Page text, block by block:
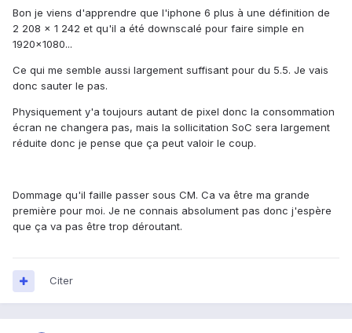
Bon je viens d'apprendre que l'iphone 6 plus à une définition de
2 208 x 1 242 et qu'il a été downscalé pour faire simple en
1920x1080...
Ce qui me semble aussi largement suffisant pour du 5.5. Je vais
donc sauter le pas.
Physiquement y'a toujours autant de pixel donc la consommation
écran ne changera pas, mais la sollicitation SoC sera largement
réduite donc je pense que ça peut valoir le coup.
Dommage qu'il faille passer sous CM. Ca va être ma grande
première pour moi. Je ne connais absolument pas donc j'espère
que ça va pas être trop déroutant.
Citer